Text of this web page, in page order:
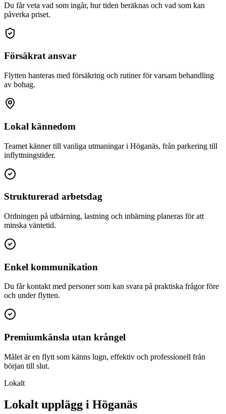
Du får veta vad som ingår, hur tiden beräknas och vad som kan
påverka priset.
Försäkrat ansvar
Flytten hanteras med försäkring och rutiner för varsam behandling
av bohag.
Lokal kännedom
Teamet känner till vanliga utmaningar i Höganäs, från parkering till
inflyttningstider.
Strukturerad arbetsdag
Ordningen på utbärning, lastning och inbärning planeras för att
minska väntetid.
Enkel kommunikation
Du får kontakt med personer som kan svara på praktiska frågor före
och under flytten.
Premiumkänsla utan krångel
Målet är en flytt som känns lugn, effektiv och professionell från
början till slut.
Lokalt
Lokalt upplägg i Höganäs